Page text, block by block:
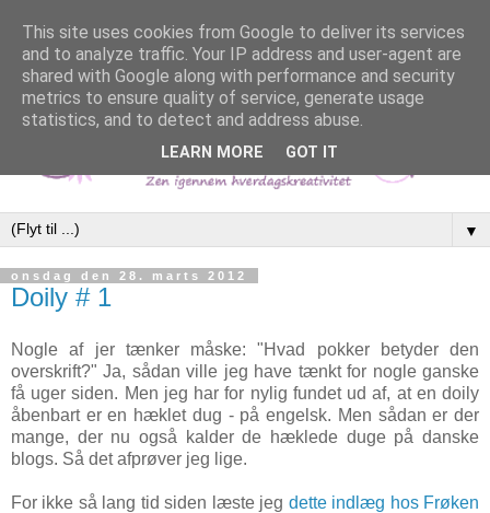
▼
onsdag den 28. marts 2012
Doily # 1
Nogle af jer tænker måske: "Hvad pokker betyder den
overskrift?" Ja, sådan ville jeg have tænkt for nogle ganske
få uger siden. Men jeg har for nylig fundet ud af, at en doily
åbenbart er en hæklet dug - på engelsk. Men sådan er der
mange, der nu også kalder de hæklede duge på danske
blogs. Så det afprøver jeg lige.
For ikke så lang tid siden læste jeg dette indlæg hos Frøken
This site uses cookies from Google to deliver its services
and to analyze traffic. Your IP address and user-agent are
shared with Google along with performance and security
metrics to ensure quality of service, generate usage
statistics, and to detect and address abuse.
LEARN MORE GOT IT